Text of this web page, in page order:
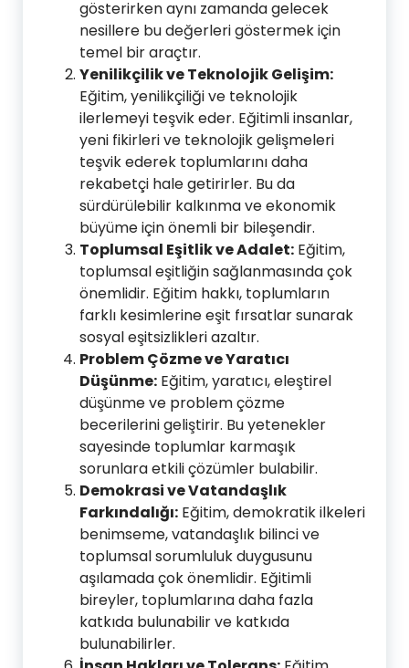
gösterirken aynı zamanda gelecek
nesillere bu değerleri göstermek için
temel bir araçtır.
Yenilikçilik ve Teknolojik Gelişim:
Eğitim, yenilikçiliği ve teknolojik
ilerlemeyi teşvik eder. Eğitimli insanlar,
yeni fikirleri ve teknolojik gelişmeleri
teşvik ederek toplumlarını daha
rekabetçi hale getirirler. Bu da
sürdürülebilir kalkınma ve ekonomik
büyüme için önemli bir bileşendir.
Toplumsal Eşitlik ve Adalet: Eğitim,
toplumsal eşitliğin sağlanmasında çok
önemlidir. Eğitim hakkı, toplumların
farklı kesimlerine eşit fırsatlar sunarak
sosyal eşitsizlikleri azaltır.
Problem Çözme ve Yaratıcı
Düşünme: Eğitim, yaratıcı, eleştirel
düşünme ve problem çözme
becerilerini geliştirir. Bu yetenekler
sayesinde toplumlar karmaşık
sorunlara etkili çözümler bulabilir.
Demokrasi ve Vatandaşlık
Farkındalığı: Eğitim, demokratik ilkeleri
benimseme, vatandaşlık bilinci ve
toplumsal sorumluluk duygusunu
aşılamada çok önemlidir. Eğitimli
bireyler, toplumlarına daha fazla
katkıda bulunabilir ve katkıda
bulunabilirler.